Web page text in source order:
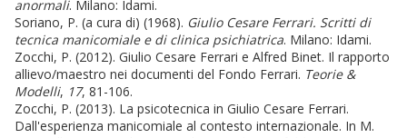
anormali. Milano: Idami.
Soriano, P. (a cura di) (1968). Giulio Cesare Ferrari. Scritti di
tecnica manicomiale e di clinica psichiatrica. Milano: Idami.
Zocchi, P. (2012). Giulio Cesare Ferrari e Alfred Binet. Il rapporto
allievo/maestro nei documenti del Fondo Ferrari. Teorie &
Modelli, 17, 81-106.
Zocchi, P. (2013). La psicotecnica in Giulio Cesare Ferrari.
Dall'esperienza manicomiale al contesto internazionale. In M.